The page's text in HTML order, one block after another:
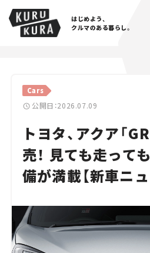
はじめよう、
クルマのある暮らし。
Cars
公開日：2026.07.09
トヨタ、アクア「
売！ 見ても走って
備が満載【新車ニュ
Cars
Lifestyle
Traffic
Special
Campaign